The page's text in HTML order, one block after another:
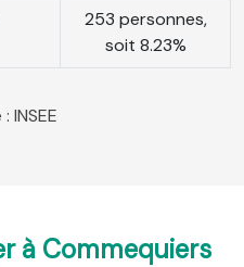
253 personnes,
soit 8.23%
INSEE
à Commequiers